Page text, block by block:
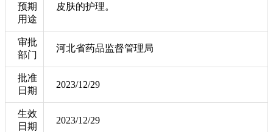
预期
用途
皮肤的护理。
审批
部门
河北省药品监督管理局
批准
日期
2023/12/29
生效
日期
2023/12/29